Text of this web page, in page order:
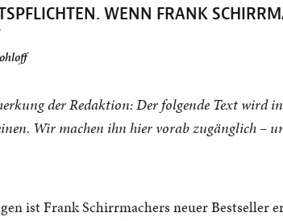
WENN FRANK
der Redaktion: Der folgende Text wird
Wir machen ihn hier vorab zugänglich –
ist Frank Schirrmachers neuer Bestseller